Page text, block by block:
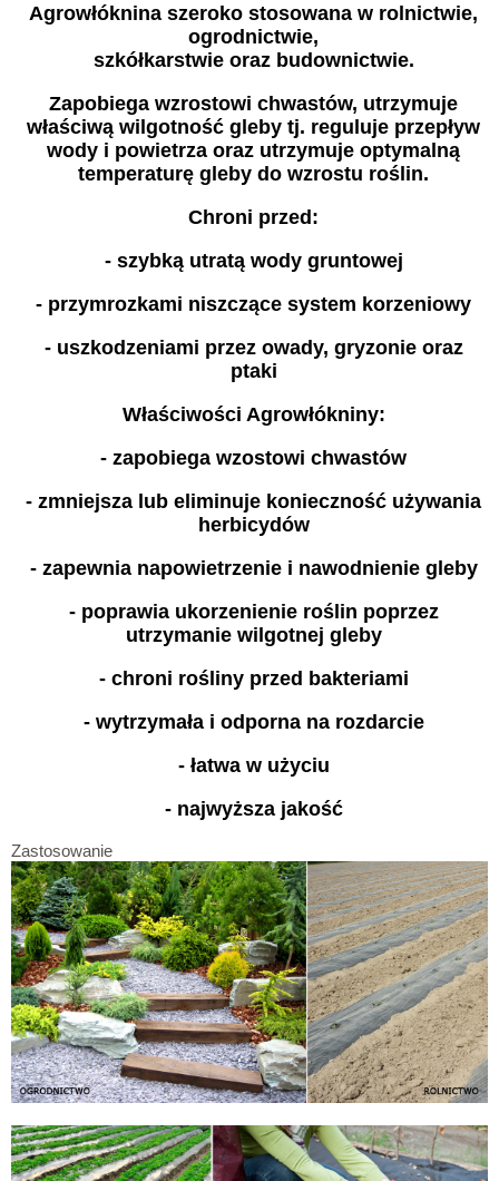
Agrowłóknina szeroko stosowana w rolnictwie,
ogrodnictwie,
szkółkarstwie oraz budownictwie.
Zapobiega wzrostowi chwastów, utrzymuje
właściwą wilgotność gleby tj. reguluje przepływ
wody i powietrza oraz utrzymuje optymalną
temperaturę gleby do wzrostu roślin.
Chroni przed:
- szybką utratą wody gruntowej
- przymrozkami niszczące system korzeniowy
- uszkodzeniami przez owady, gryzonie oraz
ptaki
Właściwości Agrowłókniny:
- zapobiega wzostowi chwastów
- zmniejsza lub eliminuje konieczność używania
herbicydów
- zapewnia napowietrzenie i nawodnienie gleby
- poprawia ukorzenienie roślin poprzez
utrzymanie wilgotnej gleby
- chroni rośliny przed bakteriami
- wytrzymała i odporna na rozdarcie
- łatwa w użyciu
- najwyższa jakość
Zastosowanie